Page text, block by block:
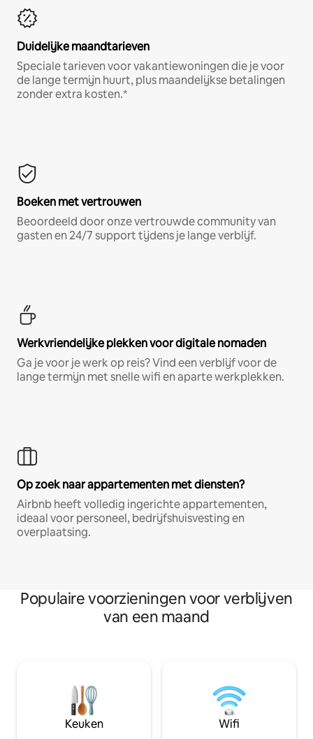
Duidelijke maandtarieven
Speciale tarieven voor vakantiewoningen die je voor
de lange termijn huurt, plus maandelijkse betalingen
zonder extra kosten.*
Boeken met vertrouwen
Beoordeeld door onze vertrouwde community van
gasten en 24/7 support tijdens je lange verblijf.
Werkvriendelijke plekken voor digitale nomaden
Ga je voor je werk op reis? Vind een verblijf voor de
lange termijn met snelle wifi en aparte werkplekken.
Op zoek naar appartementen met diensten?
Airbnb heeft volledig ingerichte appartementen,
ideaal voor personeel, bedrijfshuisvesting en
overplaatsing.
Populaire voorzieningen voor verblijven
van een maand
Keuken Wifi